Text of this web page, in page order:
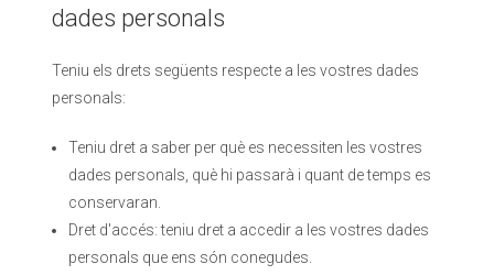
dades personals
Teniu els drets següents respecte a les vostres dades
personals:
Teniu dret a saber per què es necessiten les vostres
dades personals, què hi passarà i quant de temps es
conservaran.
Dret d'accés: teniu dret a accedir a les vostres dades
personals que ens són conegudes.